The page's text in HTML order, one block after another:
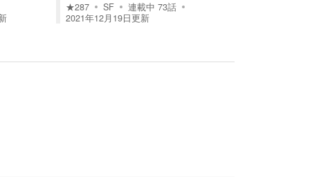
★287 SF 連載中 73話
2021年12月19日更新